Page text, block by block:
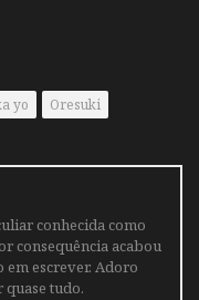
yo Oresuki
conhecida como
consequência acabou
escrever. Adoro
quase tudo.